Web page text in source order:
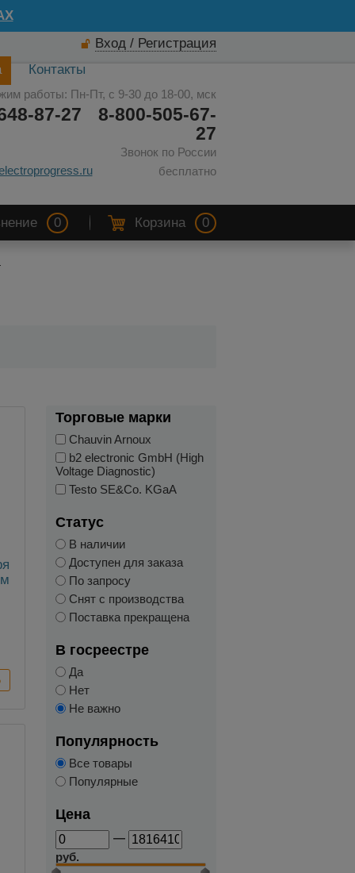
Вход / Регистрация
Контакты
работы: Пн-Пт, с 9-30 до 18-00, мск
8-800-505-67-
27
Звонок по России
бесплатно
87-27
0 Корзина 0
Торговые марки
Chauvin Arnoux
b2 electronic GmbH (High
Voltage Diagnostic)
Testo SE&Co. KGaA
Статус
В наличии
Доступен для заказа
По запросу
Снят с производства
Поставка прекращена
В госреестре
Да
Нет
Не важно
Популярность
Все товары
Популярные
Цена
—
руб.